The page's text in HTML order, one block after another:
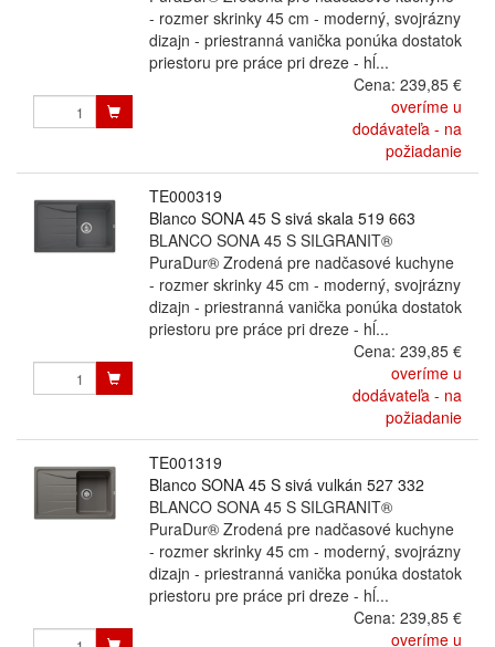
- rozmer skrinky 45 cm - moderný, svojrázny
dizajn - priestranná vanička ponúka dostatok
priestoru pre práce pri dreze - hĺ...
Cena: 239,85 €
overíme u
dodávateľa - na
požiadanie
TE000319
Blanco SONA 45 S sivá skala 519 663
BLANCO SONA 45 S SILGRANIT®
PuraDur® Zrodená pre nadčasové kuchyne
- rozmer skrinky 45 cm - moderný, svojrázny
dizajn - priestranná vanička ponúka dostatok
priestoru pre práce pri dreze - hĺ...
Cena: 239,85 €
overíme u
dodávateľa - na
požiadanie
TE001319
Blanco SONA 45 S sivá vulkán 527 332
BLANCO SONA 45 S SILGRANIT®
PuraDur® Zrodená pre nadčasové kuchyne
- rozmer skrinky 45 cm - moderný, svojrázny
dizajn - priestranná vanička ponúka dostatok
priestoru pre práce pri dreze - hĺ...
Cena: 239,85 €
overíme u